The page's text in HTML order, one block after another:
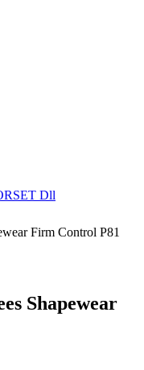
Dll
Firm Control P81
Shapewear